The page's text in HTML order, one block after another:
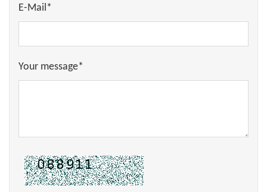
E-Mail*
Your message*